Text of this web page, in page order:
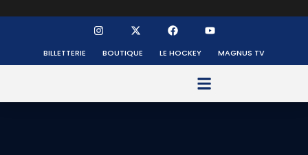
BILLETTERIE BOUTIQUE LE HOCKEY MAGNUS TV